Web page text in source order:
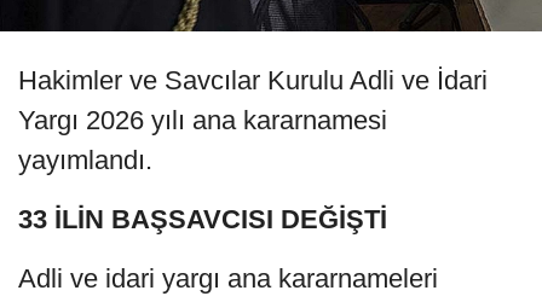
Hakimler ve Savcılar Kurulu Adli ve İdari
Yargı 2026 yılı ana kararnamesi
yayımlandı.
33 İLİN BAŞSAVCISI DEĞİŞTİ
Adli ve idari yargı ana kararnameleri